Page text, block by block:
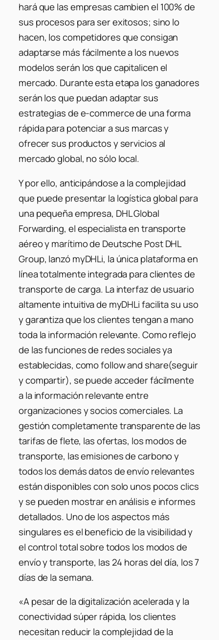
hará que las empresas cambien el 100% de
sus procesos para ser exitosos; sino lo
hacen, los competidores que consigan
adaptarse más fácilmente a los nuevos
modelos serán los que capitalicen el
mercado. Durante esta etapa los ganadores
serán los que puedan adaptar sus
estrategias de e-commerce de una forma
rápida para potenciar a sus marcas y
ofrecer sus productos y servicios al
mercado global, no sólo local.
Y por ello, anticipándose a la complejidad
que puede presentar la logística global para
una pequeña empresa, DHL Global
Forwarding, el especialista en transporte
aéreo y marítimo de Deutsche Post DHL
Group, lanzó myDHLi, la única plataforma en
línea totalmente integrada para clientes de
transporte de carga. La interfaz de usuario
altamente intuitiva de myDHLi facilita su uso
y garantiza que los clientes tengan a mano
toda la información relevante. Como reflejo
de las funciones de redes sociales ya
establecidas, como follow and share(seguir
y compartir), se puede acceder fácilmente
a la información relevante entre
organizaciones y socios comerciales. La
gestión completamente transparente de las
tarifas de flete, las ofertas, los modos de
transporte, las emisiones de carbono y
todos los demás datos de envío relevantes
están disponibles con solo unos pocos clics
y se pueden mostrar en análisis e informes
detallados. Uno de los aspectos más
singulares es el beneficio de la visibilidad y
el control total sobre todos los modos de
envío y transporte, las 24 horas del día, los 7
días de la semana.
«A pesar de la digitalización acelerada y la
conectividad súper rápida, los clientes
necesitan reducir la complejidad de la